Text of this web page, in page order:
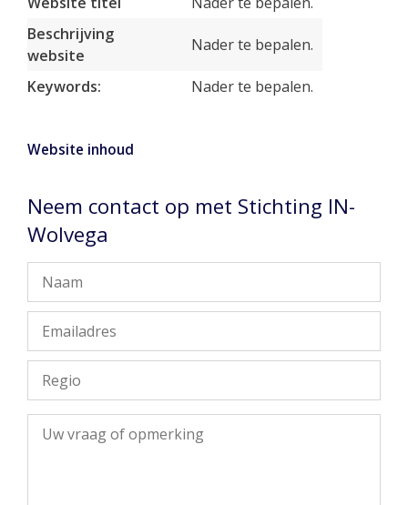
Beschrijving
website
Nader te bepalen.
Keywords: Nader te bepalen.
Website inhoud
Neem contact op met Stichting IN-
Wolvega